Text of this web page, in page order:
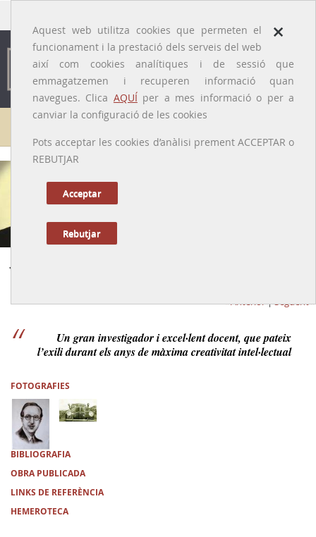
×
Aquest web utilitza cookies que permeten el
funcionament i la prestació dels serveis del web
així com cookies analítiques i de sessió que
emmagatzemen i recuperen informació quan
navegues. Clica AQUÍper a mes informació o per a
canviar la configuració de les cookies
Pots acceptar les cookies d’anàlisi prement ACCEPTAR o
REBUTJAR
Acceptar
Rebutjar
Galeria de metges
Anterior|Següent
Un gran investigador i excel·lent docent, que pateix
l’exili durant els anys de màxima creativitat intel·lectual
FOTOGRAFIES
BIBLIOGRAFIA
OBRA PUBLICADA
LINKS DE REFERÈNCIA
HEMEROTECA